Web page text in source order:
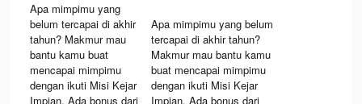
Apa mimpimu yang
belum tercapai di akhir
tahun? Makmur mau
bantu kamu buat
mencapai mimpimu
dengan ikuti Misi Kejar
Impian. Ada bonus dari
Apa mimpimu yang belum
tercapai di akhir tahun?
Makmur mau bantu kamu
buat mencapai mimpimu
dengan ikuti Misi Kejar
Impian. Ada bonus dari